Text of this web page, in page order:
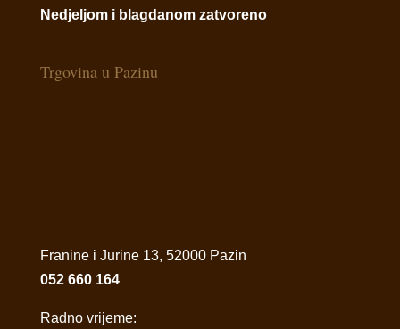
Nedjeljom i blagdanom zatvoreno
Trgovina u Pazinu
Franine i Jurine 13, 52000 Pazin
052 660 164
Radno vrijeme: